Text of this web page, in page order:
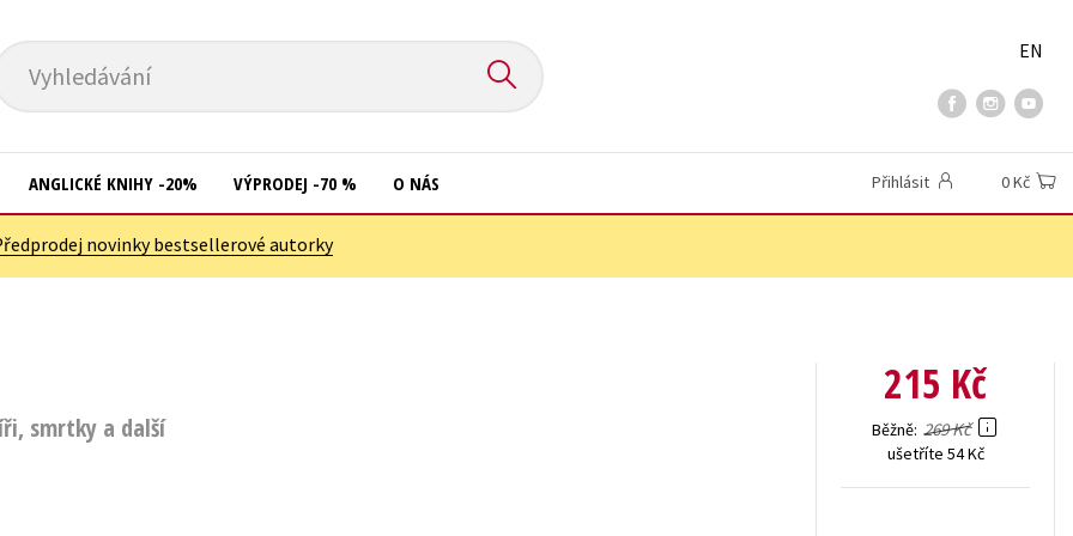
Vyhledávání
EN
ANGLICKÉ KNIHY -20% VÝPRODEJ -70 % O NÁS Přihlásit 0 Kč
novinky bestsellerové autorky
smrtky a další
215 Kč
Běžně 269 Kč
ušetříte 54 Kč